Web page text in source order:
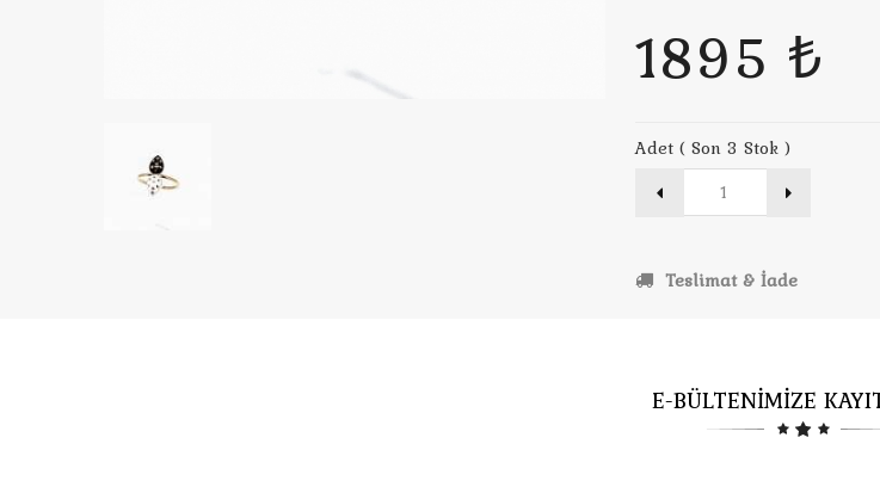
1895 ₺
Adet ( Son 3 Stok )
Teslimat & İade
E-BÜLTENİMİZE